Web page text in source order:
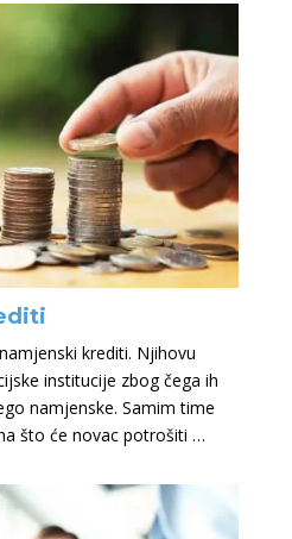
krediti. Njihovu
institucije zbog čega ih
namjenske. Samim time
što će novac potrošiti …